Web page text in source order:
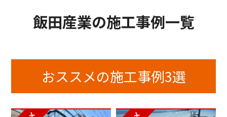
飯田産業の施工事例一覧
おススメの施工事例3選